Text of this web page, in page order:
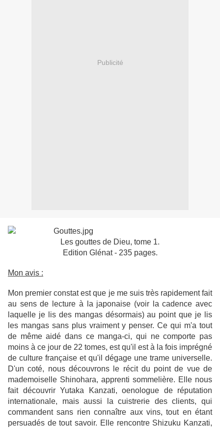
Publicité
Les gouttes de Dieu, tome 1.
Edition Glénat - 235 pages.
Mon avis :
Mon premier constat est que je me suis très rapidement fait
au sens de lecture à la japonaise (voir la cadence avec
laquelle je lis des mangas désormais) au point que je lis
les mangas sans plus vraiment y penser. Ce qui m'a tout
de même aidé dans ce manga-ci, qui ne comporte pas
moins à ce jour de 22 tomes, est qu'il est à la fois imprégné
de culture française et qu'il dégage une trame universelle.
D'un coté, nous découvrons le récit du point de vue de
mademoiselle Shinohara, apprenti sommelière. Elle nous
fait découvrir Yutaka Kanzati, oenologue de réputation
internationale, mais aussi la cuistrerie des clients, qui
commandent sans rien connaître aux vins, tout en étant
persuadés de tout savoir. Elle rencontre Shizuku Kanzati,